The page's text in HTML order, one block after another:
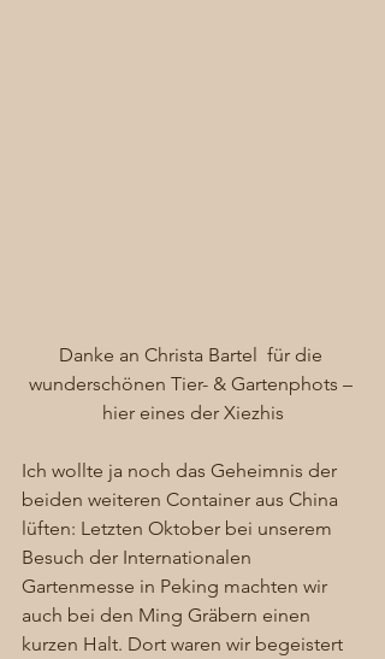
Danke an Christa Bartel  für die
wunderschönen Tier- & Gartenphots –
hier eines der Xiezhis
Ich wollte ja noch das Geheimnis der
beiden weiteren Container aus China
lüften: Letzten Oktober bei unserem
Besuch der Internationalen
Gartenmesse in Peking machten wir
auch bei den Ming Gräbern einen
kurzen Halt. Dort waren wir begeistert